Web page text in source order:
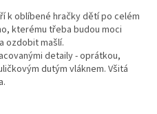
k oblíbené hračky dětí po celém
kterému třeba budou moci
ozdobit mašlí.
detaily - oprátkou,
dutým vláknem. Všitá